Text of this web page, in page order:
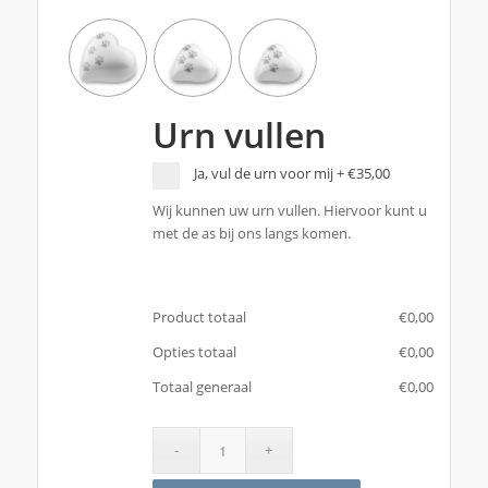
Urn vullen
Ja, vul de urn voor mij+€35,00
Wij kunnen uw urn vullen. Hiervoor kunt u
met de as bij ons langs komen.
Product totaal €‎0,00
Opties totaal
€‎0,00
Totaal generaal
€‎0,00